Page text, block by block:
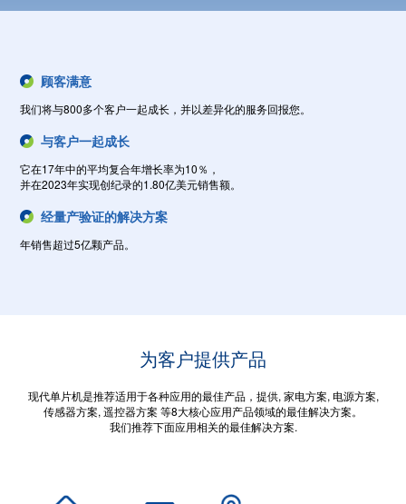
更多
顾客满意
我们将与800多个客户一起成长，并以差异化的服务回报您。
与客户一起成长
它在17年中的平均复合年增长率为10％，
并在2023年实现创纪录的1.80亿美元销售额。
经量产验证的解决方案
年销售超过5亿颗产品。
为客户提供产品
现代单片机是推荐适用于各种应用的最佳产品，提供, 家电方案, 电源方案,
传感器方案, 遥控器方案 等8大核心应用产品领域的最佳解决方案。
我们推荐下面应用相关的最佳解决方案.